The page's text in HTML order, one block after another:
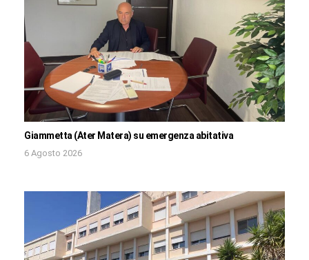
Giammetta (Ater Matera) su emergenza abitativa
6 Agosto 2026